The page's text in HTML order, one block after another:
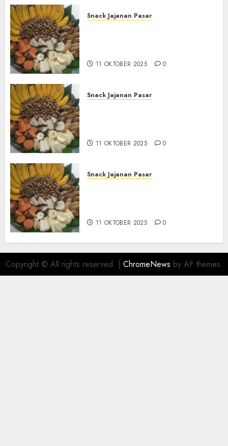
Snack Jajanan Pasar
11 OKTOBER 2025 0
Snack Jajanan Pasar
11 OKTOBER 2025 0
Snack Jajanan Pasar
11 OKTOBER 2025 0
Copyright © All rights reserved. | ChromeNews by AF themes.